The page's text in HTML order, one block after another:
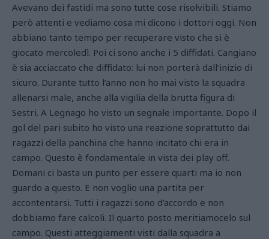
Avevano dei fastidi ma sono tutte cose risolvibili. Stiamo
però attenti e vediamo cosa mi dicono i dottori oggi. Non
abbiano tanto tempo per recuperare visto che si è
giocato mercoledì. Poi ci sono anche i 5 diffidati. Cangiano
è sia acciaccato che diffidato: lui non porterà dall’inizio di
sicuro. Durante tutto l’anno non ho mai visto la squadra
allenarsi male, anche alla vigilia della brutta figura di
Sestri. A Legnago ho visto un segnale importante. Dopo il
gol del pari subito ho visto una reazione soprattutto dai
ragazzi della panchina che hanno incitato chi era in
campo. Questo è fondamentale in vista dei play off.
Domani ci basta un punto per essere quarti ma io non
guardo a questo. E non voglio una partita per
accontentarsi. Tutti i ragazzi sono d’accordo e non
dobbiamo fare calcoli. Il quarto posto meritiamocelo sul
campo. Questi atteggiamenti visti dalla squadra a